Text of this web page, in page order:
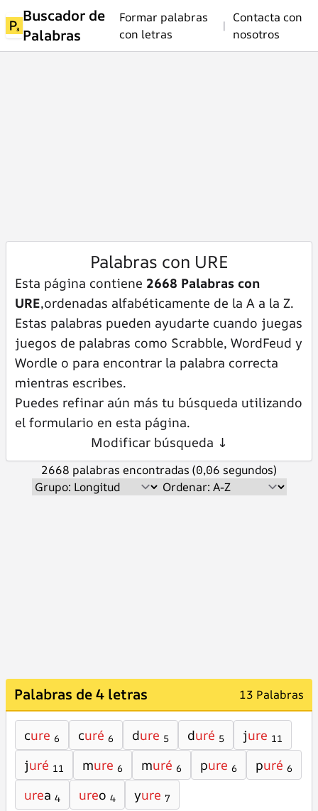
Buscador de
Palabras
Formar palabras
con letras
|
Contacta con
nosotros
Palabras con URE
Esta página contiene 2668 Palabras con
URE,ordenadas alfabéticamente de la A a la Z.
Estas palabras pueden ayudarte cuando juegas
juegos de palabras como Scrabble, WordFeud y
Wordle o para encontrar la palabra correcta
mientras escribes.
Puedes refinar aún más tu búsqueda utilizando
el formulario en esta página.
Modificar búsqueda ↓
2668 palabras encontradas (0,06 segundos)
Palabras de 4 letras 13 Palabras
cure 6 curé 6 dure 5 duré 5 jure 11
juré 11 mure 6 muré 6 pure 6 puré 6
urea 4 ureo 4 yure 7